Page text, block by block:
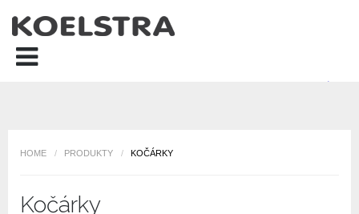
HOME / PRODUKTY / KOČÁRKY
Kočárky